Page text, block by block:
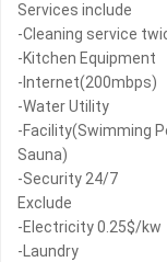
Services include
-Cleaning service
-Kitchen Equipment
-Internet(200mbps)
-Water Utility
-Facility(Swimming
Sauna)
-Security 24/7
Exclude
-Electricity 0.25$/kw
-Laundry